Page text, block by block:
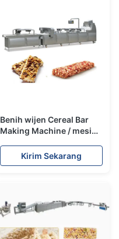
Benih wijen Cereal Bar
Making Machine / mesin
dengan CE
Kirim Sekarang